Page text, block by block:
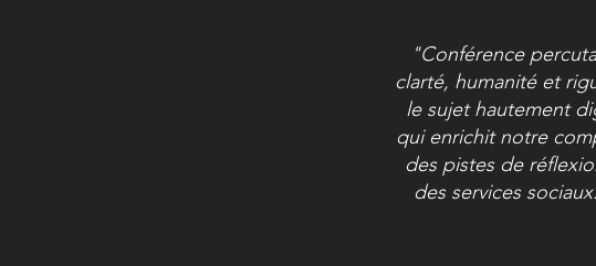
"Conférence
clarté, humanité et
le sujet hautement
qui enrichit notre
des pistes de
des services